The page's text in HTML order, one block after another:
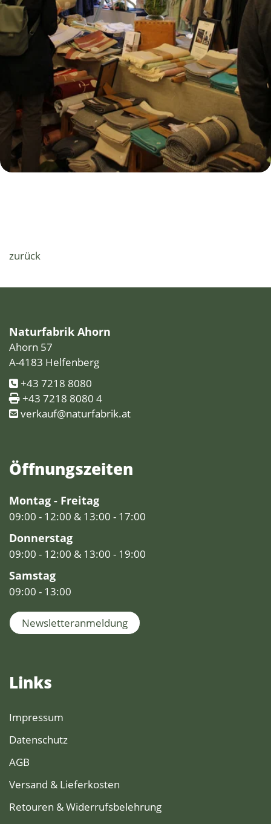
zurück
Naturfabrik Ahorn
Ahorn 57
A-4183 Helfenberg
+43 7218 8080
+43 7218 8080 4
verkauf@naturfabrik.at
Öffnungs­zeiten
Montag - Freitag
09:00 - 12:00 & 13:00 - 17:00
Donnerstag
09:00 - 12:00 & 13:00 - 19:00
Samstag
09:00 - 13:00
Newsletteranmeldung
Links
Impressum
Datenschutz
AGB
Versand & Lieferkosten
Retouren & Widerrufsbelehrung